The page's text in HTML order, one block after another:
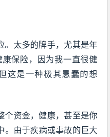
。太多的牌手，尤其是年
保险，因为我一直很健
这是一种极其愚蠢的想
个资金，健康，甚至是你
。由于疾病或事故的巨大